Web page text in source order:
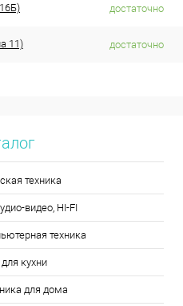
достаточно
11) достаточно
техника
видео, HI-FI
техника
кухни
для дома